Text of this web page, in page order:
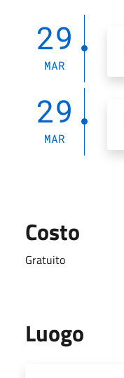
29
MAR
29
MAR
Costo
Gratuito
Luogo